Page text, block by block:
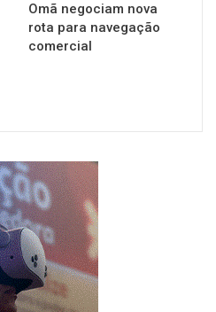
Omã negociam nova
rota para navegação
comercial